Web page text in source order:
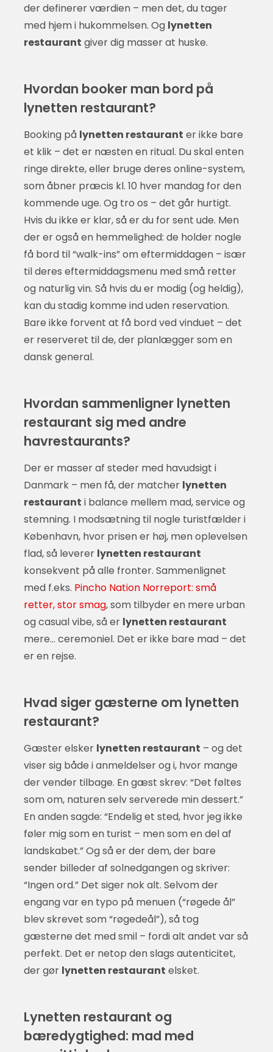
der definerer værdien – men det, du tager
med hjem i hukommelsen. Og lynetten
restaurant giver dig masser at huske.
Hvordan booker man bord på
lynetten restaurant?
Booking på lynetten restaurant er ikke bare
et klik – det er næsten en ritual. Du skal enten
ringe direkte, eller bruge deres online-system,
som åbner præcis kl. 10 hver mandag for den
kommende uge. Og tro os – det går hurtigt.
Hvis du ikke er klar, så er du for sent ude. Men
der er også en hemmelighed: de holder nogle
få bord til “walk-ins” om eftermiddagen – især
til deres eftermiddagsmenu med små retter
og naturlig vin. Så hvis du er modig (og heldig),
kan du stadig komme ind uden reservation.
Bare ikke forvent at få bord ved vinduet – det
er reserveret til de, der planlægger som en
dansk general.
Hvordan sammenligner lynetten
restaurant sig med andre
havrestaurants?
Der er masser af steder med havudsigt i
Danmark – men få, der matcher lynetten
restaurant i balance mellem mad, service og
stemning. I modsætning til nogle turistfælder i
København, hvor prisen er høj, men oplevelsen
flad, så leverer lynetten restaurant
konsekvent på alle fronter. Sammenlignet
med f.eks. Pincho Nation Norreport: små
retter, stor smag, som tilbyder en mere urban
og casual vibe, så er lynetten restaurant
mere… ceremoniel. Det er ikke bare mad – det
er en rejse.
Hvad siger gæsterne om lynetten
restaurant?
Gæster elsker lynetten restaurant – og det
viser sig både i anmeldelser og i, hvor mange
der vender tilbage. En gæst skrev: “Det føltes
som om, naturen selv serverede min dessert.”
En anden sagde: “Endelig et sted, hvor jeg ikke
føler mig som en turist – men som en del af
landskabet.” Og så er der dem, der bare
sender billeder af solnedgangen og skriver:
“Ingen ord.” Det siger nok alt. Selvom der
engang var en typo på menuen (“røgede ål”
blev skrevet som “røgedeål”), så tog
gæsterne det med smil – fordi alt andet var så
perfekt. Det er netop den slags autenticitet,
der gør lynetten restaurant elsket.
Lynetten restaurant og
bæredygtighed: mad med